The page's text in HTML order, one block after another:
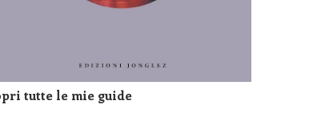
tutte le mie guide